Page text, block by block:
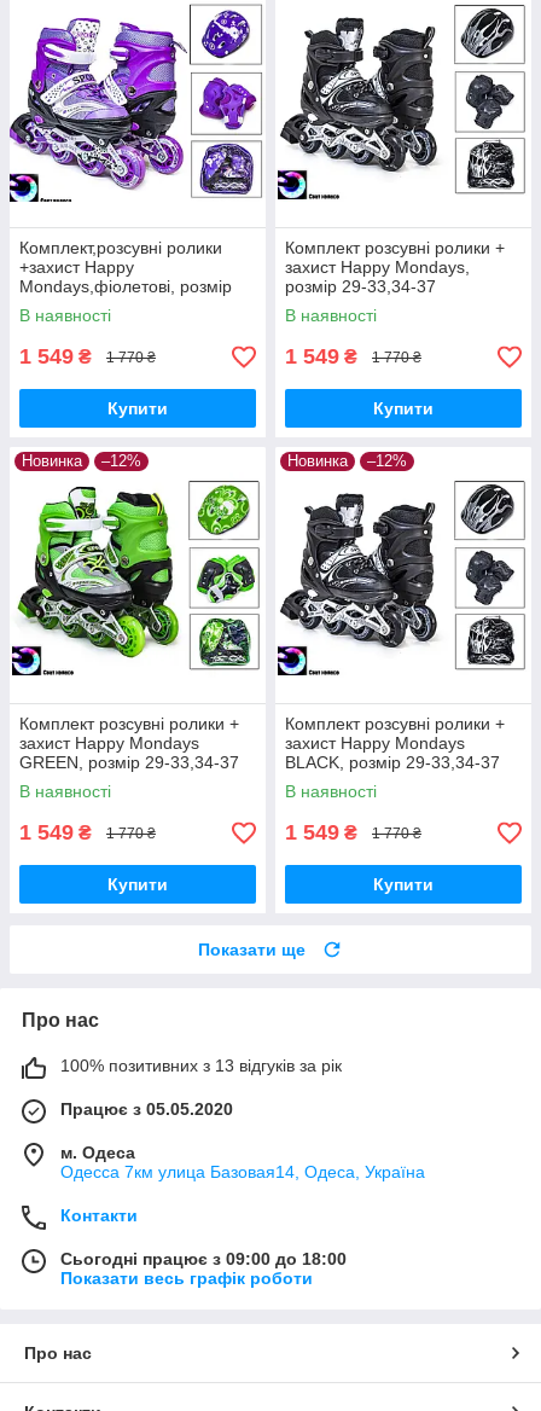
Комплект,розсувні ролики
+захист Happy
Mondays,фіолетові, розмір
29-33, 34-37
В наявності
1 549 ₴ 1 770 ₴
Купити
Комплект розсувні ролики +
захист Happy Mondays,
розмір 29-33,34-37
В наявності
1 549 ₴ 1 770 ₴
Купити
Новинка –12%
Комплект розсувні ролики +
захист Happy Mondays
GREEN, розмір 29-33,34-37
В наявності
1 549 ₴ 1 770 ₴
Купити
Новинка –12%
Комплект розсувні ролики +
захист Happy Mondays
BLACK, розмір 29-33,34-37
В наявності
1 549 ₴ 1 770 ₴
Купити
Показати ще
Про нас
100% позитивних з 13 відгуків за рік
Працює з 05.05.2020
м. Одеса
Одесса 7км улица Базовая14, Одеса, Україна
Контакти
Сьогодні працює з 09:00 до 18:00
Показати весь графік роботи
Про нас